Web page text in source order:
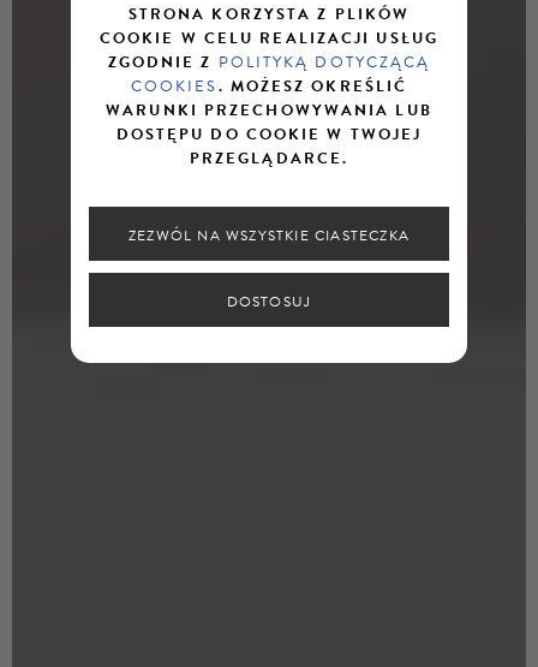
STRONA KORZYSTA Z PLIKÓW
COOKIE W CELU REALIZACJI USŁUG
ZGODNIE Z POLITYKĄ DOTYCZĄCĄ
COOKIES. MOŻESZ OKREŚLIĆ
WARUNKI PRZECHOWYWANIA LUB
DOSTĘPU DO COOKIE W TWOJEJ
PRZEGLĄDARCE.
ZEZWÓL NA WSZYSTKIE CIASTECZKA
DOSTOSUJ